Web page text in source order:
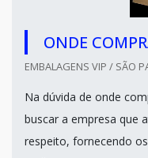
ONDE
EMBALAGENS VIP / SÃO
Na dúvida de onde
buscar a empresa que
respeito, fornecendo